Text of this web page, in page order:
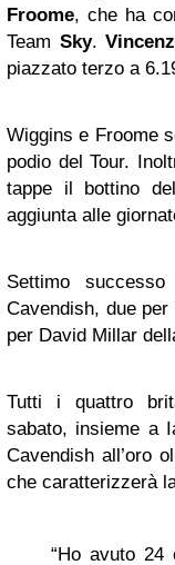
Froome, che ha
Team Sky.
piazzato terzo a
Wiggins e Froome
podio del Tour.
tappe il bottino
aggiunta alle
Settimo
Cavendish, due
per David Millar
Tutti i quattro
sabato, insieme a
Cavendish all’oro
che caratterizzerà
“Ho avuto